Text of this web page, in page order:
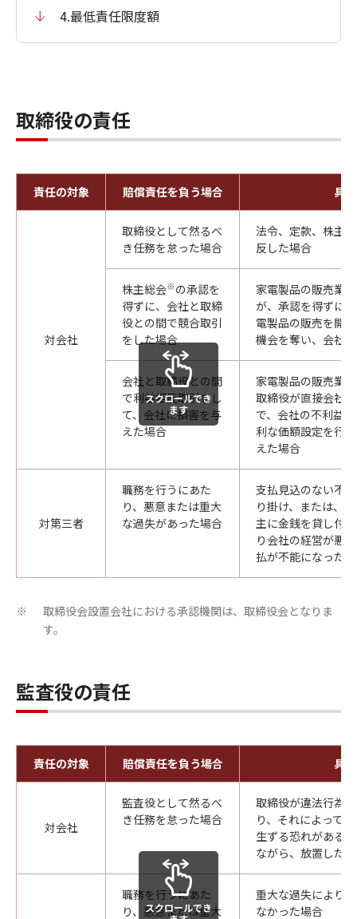
4.最低責任限度額
取締役の責任
責任の対象 賠償責任を負う場合 具
対会社
取締役として然るべ
き任務を怠った場合
法令、定款、株主
反した場合
株主総会※ の承認を
得ずに、会社と取締
役との間で競合取引
をした場合
家電製品の販売業
が、承認を得ずに
電製品の販売を開
機会を奪い、会社
会社と取締役との間
で利益相反取引をし
て、会社に損害を与
えた場合
家電製品の販売業
取締役が直接会社
で、会社の不利益
利な価額設定を行
えた場合
対第三者
職務を行うにあた
り、悪意または重大
な過失があった場合
支払見込のない不
り掛け、または、
主に金銭を貸し付
り会社の経営が悪
払が不能になった
スクロールでき
ます
※
取締役会設置会社における承認機関は、取締役会となりま
す。
監査役の責任
責任の対象 賠償責任を負う場合 具
対会社
監査役として然るべ
き任務を怠った場合
取締役が違法行為
り、それによって
生ずる恐れがある
ながら、放置した
職務を行うにあた
り、悪意または重大
重大な過失により
なかった場合
スクロールでき